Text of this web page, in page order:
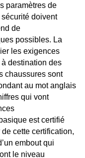
paramètres de
doivent
de
possibles. La
les exigences
destination des
chaussures sont
au mot anglais
qui vont
est certifié
cette certification,
embout qui
le niveau